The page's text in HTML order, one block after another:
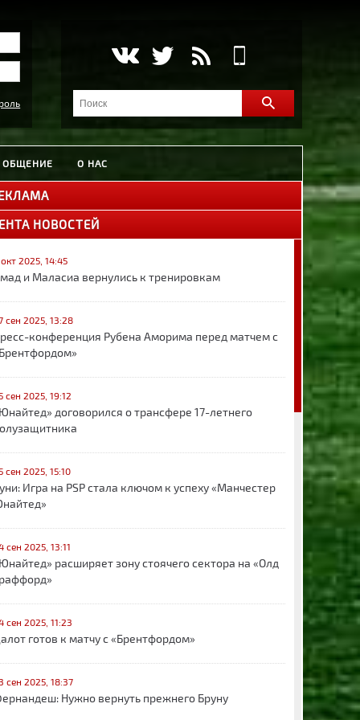
ОБЩЕНИЕ О НАС
НОВОСТЕЙ
2025, 14:45
и Маласиа вернулись к тренировкам
сен 2025, 13:28
конференция Рубена Аморима перед матчем с
сен 2025, 19:12
договорился о трансфере 17-летнего
сен 2025, 15:10
Игра на PSP стала ключом к успеху «Манчестер
сен 2025, 13:11
расширяет зону стоячего сектора на «Олд
сен 2025, 11:23
готов к матчу с «Брентфордом»
сен 2025, 18:37
Нужно вернуть прежнего Бруну